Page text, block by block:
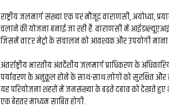
राष्ट्रीय जलमार्ग संख्या एक पर मौजूद वाराणसी, अयोध्या,
चलाने की योजना बनाई जा रही है. वाराणसी में
जिसमें वाटर मेट्रो के संचालन को आवश्यक और उपयोगी माना
अंतर्राष्ट्रीय भारतीय अंतर्देशीय जलमार्ग प्राधिकरण के
पर्यावरण के अनुकूल होने के साथ-साथ लोगों को सुरक्षित और
यह परियोजना शहरों में जनसंख्या के बढ़ते दबाव को देखते हुए
एक बेहतर माध्यम साबित होगी.